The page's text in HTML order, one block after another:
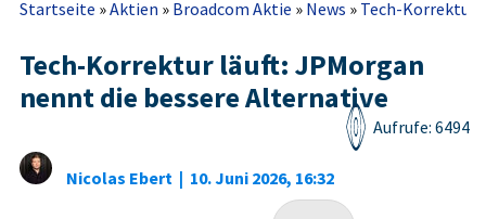
Startseite »Aktien » Broadcom Aktie » News » Tech-Korrektur
Tech-Korrektur läuft: JPMorgan
nennt die bessere Alternative
Nicolas Ebert | 10. Juni 2026, 16:32
Aufrufe: 6494